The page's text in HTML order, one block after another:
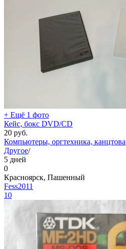
+ Ещё 1 фото
Кейс, бокс DVD/CD
20 руб.
Компьютеры, оргтехника,
Другое/
5 дней
0
Красноярск, Пашенный
Fess2011
10